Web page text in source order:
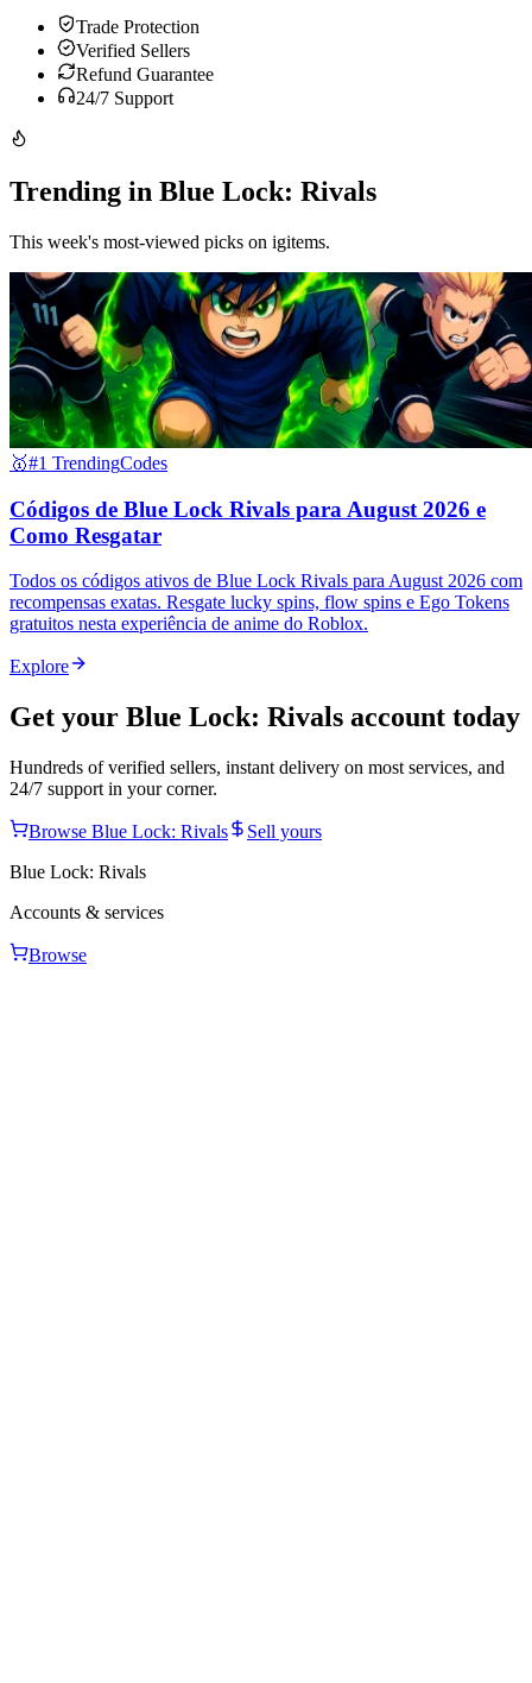
Trade Protection
Verified Sellers
Refund Guarantee
24/7 Support
Trending in Blue Lock: Rivals
This week's most-viewed picks on igitems.
🥇#1 TrendingCodes
Códigos de Blue Lock Rivals para August 2026 e
Como Resgatar
Todos os códigos ativos de Blue Lock Rivals para August 2026 com
recompensas exatas. Resgate lucky spins, flow spins e Ego Tokens
gratuitos nesta experiência de anime do Roblox.
Explore
Get your Blue Lock: Rivals account today
Hundreds of verified sellers, instant delivery on most services, and
24/7 support in your corner.
Browse Blue Lock: Rivals
Sell yours
Blue Lock: Rivals
Accounts & services
Browse